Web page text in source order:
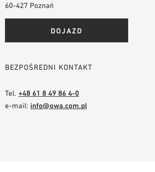
60-427 Poznań
DOJAZD
BEZPOŚREDNI KONTAKT
Tel. +48 61 8 49 86 4-0
e-mail: info@owa.com.pl